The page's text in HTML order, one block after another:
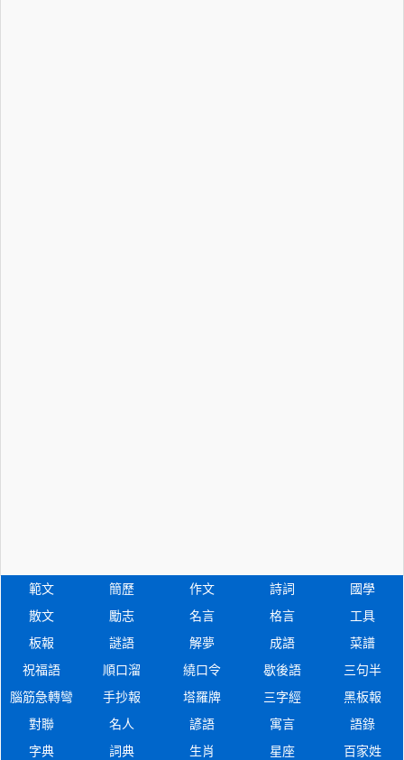
範文 簡歷 作文 詩詞
國學
散文
勵志 名言 格言
工具
板報
謎語 解夢 成語
菜譜
祝福語
順口溜 繞口令 歇後語
三句半
腦筋急轉彎
手抄報 塔羅牌 三字經
黑板報
對聯
名人 諺語 寓言
語錄
字典
詞典 生肖 星座 百家姓